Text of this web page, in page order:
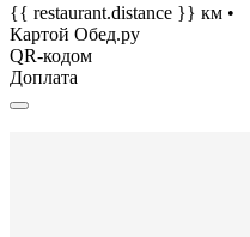
{{ restaurant.distance }} км •
Картой Обед.ру
QR-кодом
Доплата